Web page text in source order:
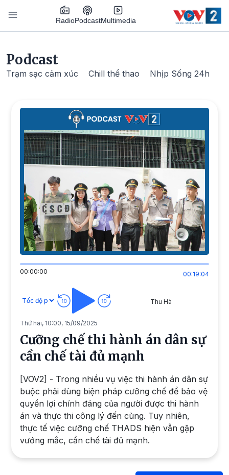
Nhảy đến nội dung
RadioPodcastMultimedia
Podcast
Trạm sạc cảm xúc Chill thể thao Nhịp Sống 24h
00:00:00 00:19:04
Thu Hà
Thứ hai, 10:00, 15/09/2025
Cưỡng chế thi hành án dân sự
cần chế tài đủ mạnh
[VOV2] - Trong nhiều vụ việc thi hành án dân sự
buộc phải dùng biện pháp cưỡng chế để bảo vệ
quyền lợi chính đáng của người được thi hành
án và thực thi công lý đến cùng. Tuy nhiên,
thực tế việc cưỡng chế THADS hiện vẫn gặp
vướng mắc, cần chế tài đủ mạnh.